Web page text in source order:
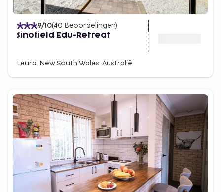
9/10(40 Beoordelingen)
Sinofield Edu-Retreat
Leura, New South Wales, Australië